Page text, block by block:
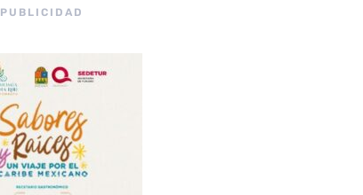
PUBLICIDAD